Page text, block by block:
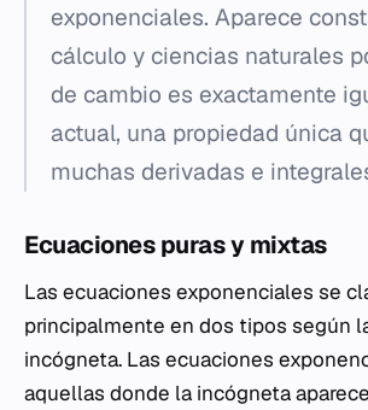
exponenciales. Aparece
cálculo y ciencias naturales
de cambio es exactamente
actual, una propiedad única
muchas derivadas e
Ecuaciones puras y mixtas
Las ecuaciones exponenciales se
principalmente en dos tipos según
incógneta. Las ecuaciones
aquellas donde la incógneta